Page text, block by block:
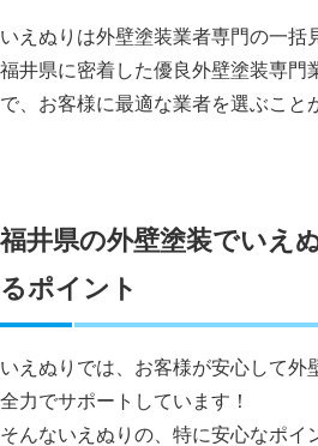
いえぬりは外壁塗装業者専門の一括
福井県に密着した優良外壁塗装専門
で、お客様に最適な業者を選ぶこと
福井県の外壁塗装でいえ
るポイント
いえぬりでは、お客様が安心して外
全力でサポートしています！
そんないえぬりの、特に安心なポイ